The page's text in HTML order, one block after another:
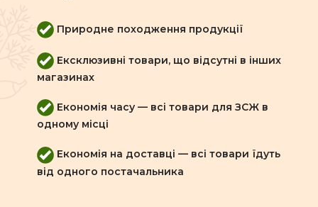
Природне походження продукції
Ексклюзивні товари, що відсутні в інших
магазинах
Економія часу — всі товари для ЗСЖ в
одному місці
Економія на доставці — всі товари їдуть
від одного постачальника